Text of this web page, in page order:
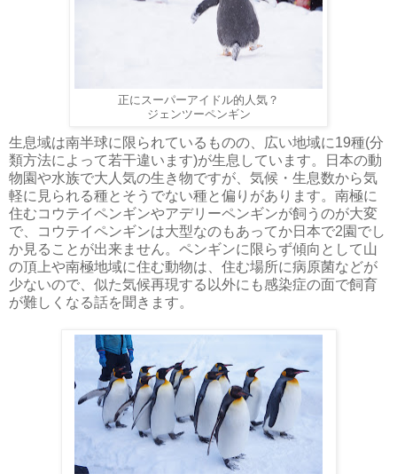
正にスーパーアイドル的人気？
ジェンツーペンギン
生息域は南半球に限られているものの、広い地域に19種(分
類方法によって若干違います)が生息しています。日本の動
物園や水族で大人気の生き物ですが、気候・生息数から気
軽に見られる種とそうでない種と偏りがあります。南極に
住むコウテイペンギンやアデリーペンギンが飼うのが大変
で、コウテイペンギンは大型なのもあってか日本で2園でし
か見ることが出来ません。ペンギンに限らず傾向として山
の頂上や南極地域に住む動物は、住む場所に病原菌などが
少ないので、似た気候再現する以外にも感染症の面で飼育
が難しくなる話を聞きます。